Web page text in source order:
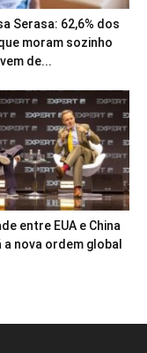
Serasa: 62,6% dos
moram sozinho
de...
entre EUA e China
a nova ordem global